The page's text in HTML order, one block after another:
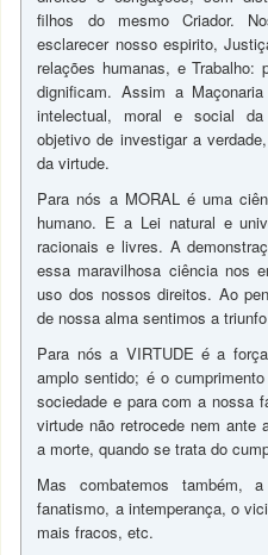
filhos do mesmo Criador.
esclarecer nosso espirito,
relações humanas, e
dignificam. Assim a
intelectual, moral e social
objetivo de investigar a
da virtude.
Para nós a MORAL é uma
humano. E a Lei natural e
racionais e livres. A
essa maravilhosa ciência nos
uso dos nossos direitos. Ao
de nossa alma sentimos a
Para nós a VIRTUDE é a
amplo sentido; é o
sociedade e para com a nossa
virtude não retrocede nem
a morte, quando se trata do
Mas combatemos também,
fanatismo, a intemperança, o
mais fracos, etc.